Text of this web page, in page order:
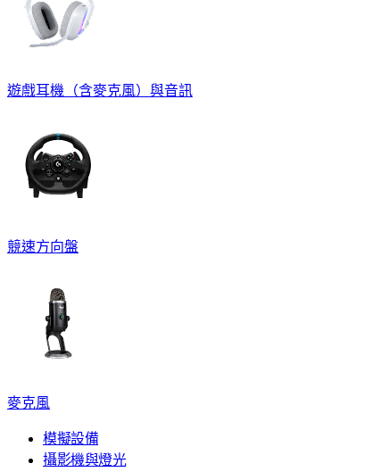
遊戲耳機（含麥克風）與音訊
競速方向盤
麥克風
模擬設備
攝影機與燈光